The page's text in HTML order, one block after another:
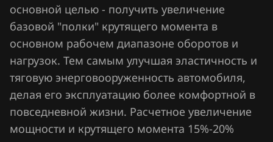
Extreme moto
Fiat
Ford
Forthing
Foton
основной целью - получить увеличение
базовой "полки" крутящего момента в
основном рабочем диапазоне оборотов и
нагрузок. Тем самым улучшая эластичность и
тяговую энерговооруженность автомобиля,
делая его эксплуатацию более комфортной в
повседневной жизни. Расчетное увеличение
мощности и крутящего момента 15%-20%